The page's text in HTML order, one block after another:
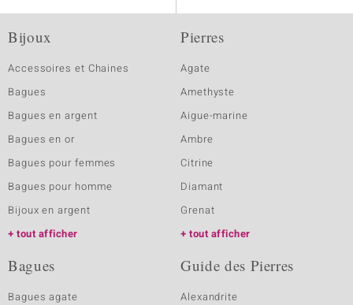
Bijoux
Accessoires et Chaines
Bagues
Bagues en argent
Bagues en or
Bagues pour femmes
Bagues pour homme
Bijoux en argent
tout afficher
Pierres
Agate
Amethyste
Aigue-marine
Ambre
Citrine
Diamant
Grenat
tout afficher
Bagues
Bagues agate
Guide des Pierres
Alexandrite